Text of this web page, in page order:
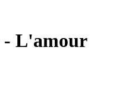
- L'amour